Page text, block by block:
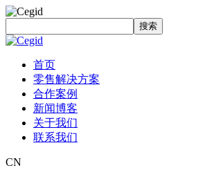
搜索
首页
零售解决方案
合作案例
新闻博客
关于我们
联系我们
CN